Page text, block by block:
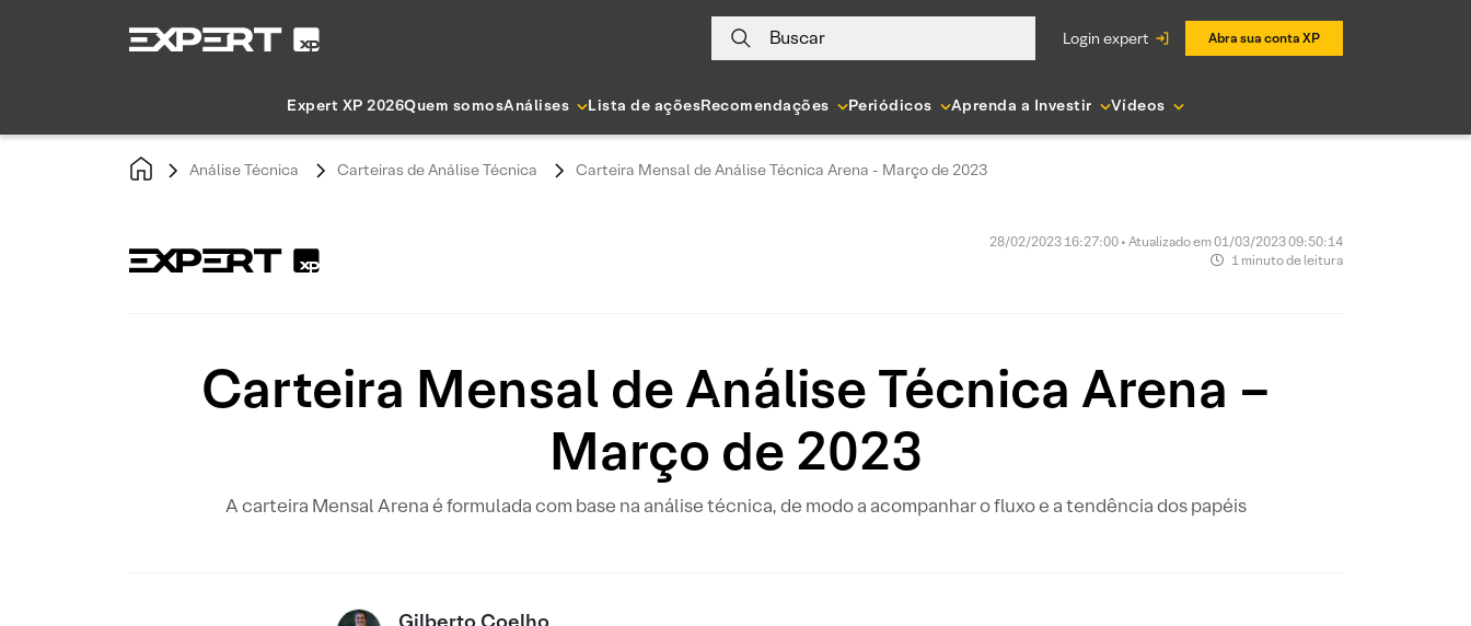
Buscar login expert Abra sua conta XP
Expert XP 2026Quem somosAnálises Lista de açõesRecomendações Periódicos Aprenda a Investir Vídeos
Análise Técnica Carteiras de Análise Técnica Carteira Mensal de Análise Técnica Arena - Março de 2023
28/02/2023 16:27:00 • Atualizado em 01/03/2023 09:50:14
1 minuto de leitura
Carteira Mensal de Análise Técnica Arena –
Março de 2023
A carteira Mensal Arena é formulada com base na análise técnica, de modo a acompanhar o fluxo e a tendência dos papéis